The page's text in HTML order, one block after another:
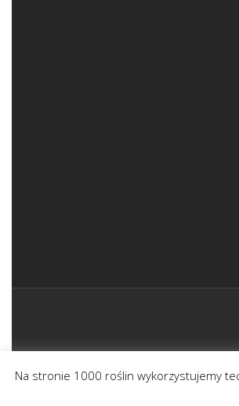
1000roślin.pl Strona
Na stronie 1000 roślin wykorzystujemy